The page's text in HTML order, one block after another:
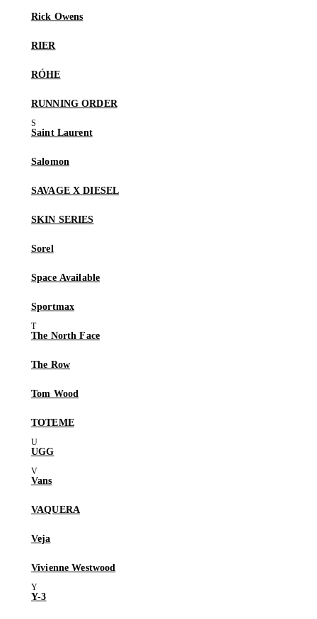
Rick Owens
RIER
RÓHE
RUNNING ORDER
Saint Laurent
Salomon
SAVAGE X DIESEL
SKIN SERIES
Sorel
Space Available
Sportmax
The North Face
The Row
Tom Wood
TOTEME
UGG
Vans
VAQUERA
Veja
Vivienne Westwood
Y-3